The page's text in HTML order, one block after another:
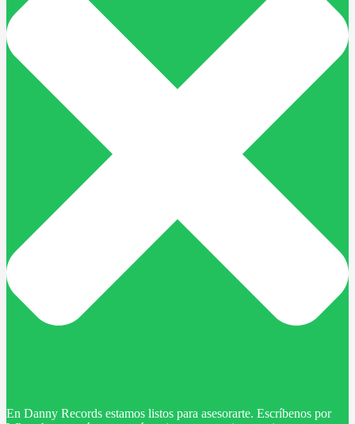
En Danny Records estamos listos para asesorarte. Escríbenos por